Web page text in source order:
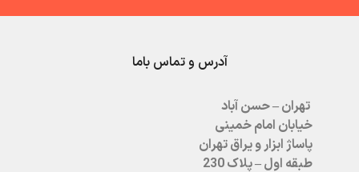
آدرس و تماس باما
تهران – حسن آباد
خیابان امام خمینی
پاساژ ابزار و یراق تهران
طبقه اول – پلاک 230